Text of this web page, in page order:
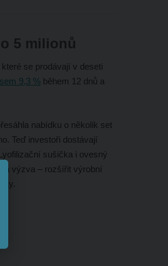
5 milionů
se prodávají v deseti
9,3 %během 12 dnů a
nabídku o několik set
Teď investoři dostávají
sušička i ovesný
výzva – rozšířit výrobní